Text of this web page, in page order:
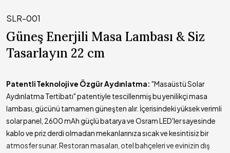
SLR-001
Güneş Enerjili Masa Lambası & Siz
Tasarlayın 22 cm
Patentli Teknoloji ve Özgür Aydınlatma: "Masaüstü Solar
Aydınlatma Tertibatı" patentiyle tescillenmiş bu yenilikçi masa
lambası, gücünü tamamen güneşten alır. İçerisindeki yüksek verimli
solar panel, 2600 mAh güçlü batarya ve Osram LED'ler sayesinde
kablo ve priz derdi olmadan mekanlarınıza sıcak ve kesintisiz bir
atmosfer sunar. Restoran masaları, otel bahçeleri ve evinizin dış